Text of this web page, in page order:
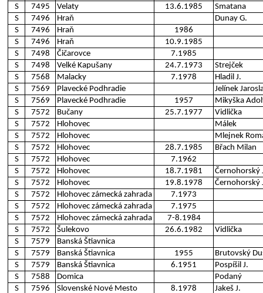
S
7495 Velaty 13.6.1985
Smatana
S
7496 Hraň
Dunay G.
S
7496 Hraň
1986
S
7496 Hraň
10.9.1985
S
7498 Čičarovce
7.1985
S
7498 Velké Kapušany 24.7.1973
Strejček
S
7568 Malacky 7.1978
Hladil J.
S
7569 Plavecké Podhradie
Jelínek
S
7569 Plavecké Podhradie 1957
Mikyška
S
7572 Bučany 25.7.1977
Vidlička
S
7572 Hlohovec
Málek
S
7572 Hlohovec
Mlejnek
S
7572 Hlohovec 28.7.1985
Břach Milan
S
7572 Hlohovec
7.1962
S
7572 Hlohovec 18.7.1981
Černohorský
S
7572 Hlohovec 19.8.1978
Černohorský
S
7572 Hlohovec zámecká zahrada
7.1973
S
7572 Hlohovec zámecká zahrada
7.1975
S
7572 Hlohovec zámecká zahrada
7-8.1984
S
7572 Šulekovo 26.6.1982
Vidlička
S
7579
Banská Štiavnica
S
7579 Banská Štiavnica 1955
Brutovský
S
7579 Banská Štiavnica 6.1951
Pospíšil J.
S
7588 Domica
Podaný
S
7596 Slovenské Nové Mesto 8.1978
Jakeš J.